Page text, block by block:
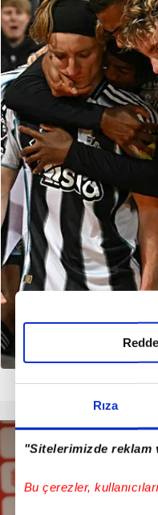
Rıza
"Sitelerimizde reklam
Bu çerezler,
1 2 3